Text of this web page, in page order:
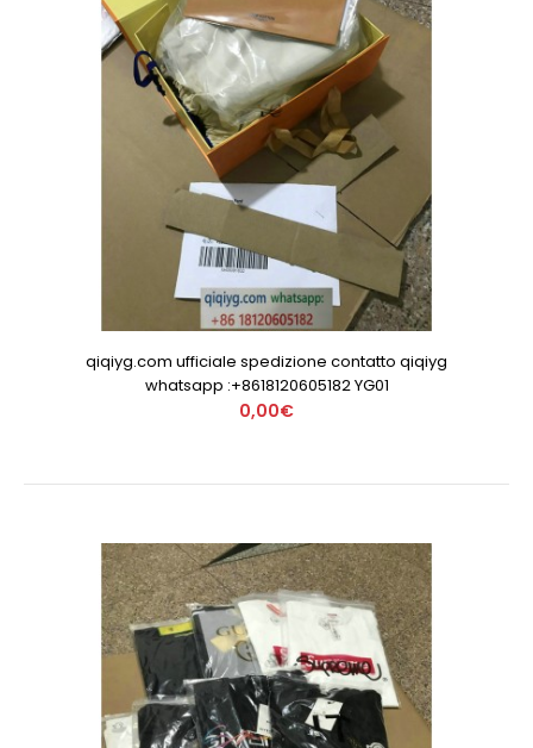
qiqiyg.com ufficiale spedizione contatto qiqiyg
whatsapp :+8618120605182 YG01
0,00€